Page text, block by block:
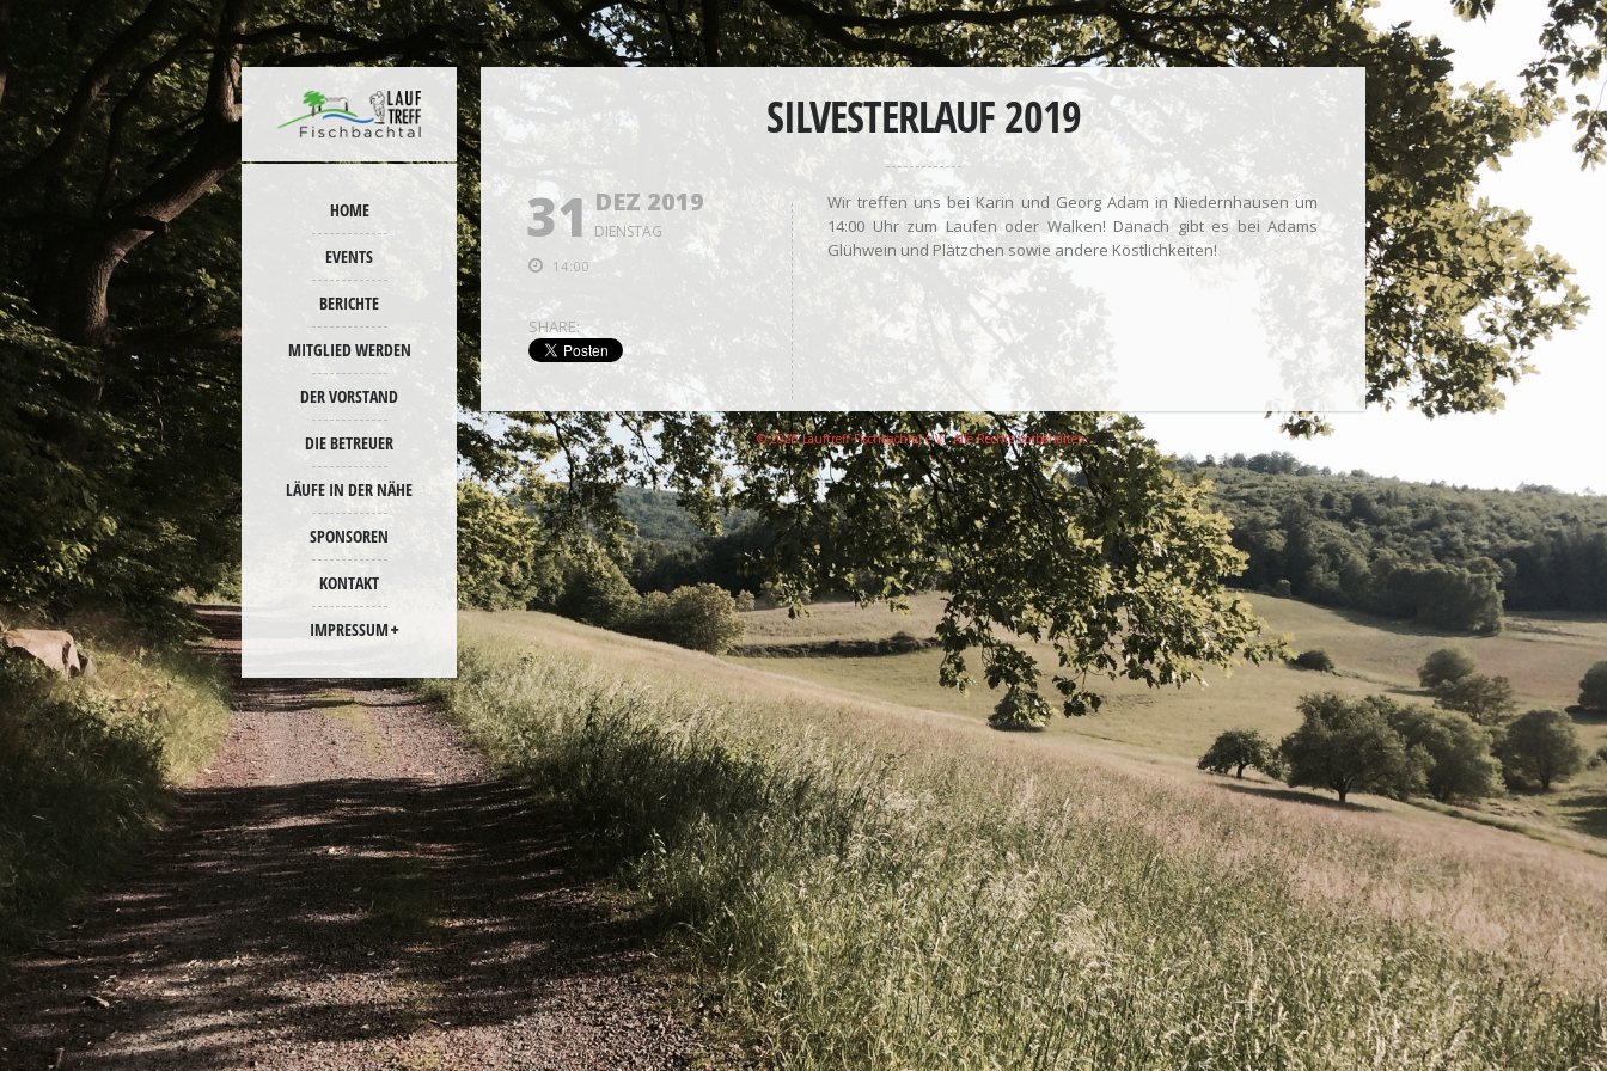
HOME
EVENTS
BERICHTE
MITGLIED WERDEN
DER VORSTAND
DIE BETREUER
LÄUFE IN DER NÄHE
SPONSOREN
KONTAKT
IMPRESSUM
SILVESTERLAUF 2019
31 DEZ 2019
DIENSTAG
14:00
SHARE:
Wir treffen uns bei Karin und Georg Adam in Niedernhausen um
14:00 Uhr zum Laufen oder Walken! Danach gibt es bei Adams
Glühwein und Plätzchen sowie andere Köstlichkeiten!
© 2026 Lauftreff Fischbachtal e.V.. Alle Rechte vorbehalten.